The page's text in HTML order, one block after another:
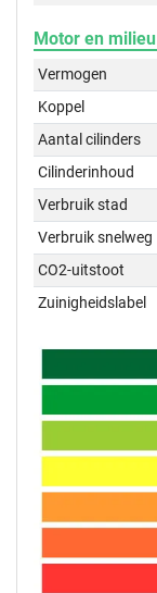
Motor en milieu
Vermogen
Koppel
Aantal cilinders
Cilinderinhoud
Verbruik stad
Verbruik snelweg
CO2-uitstoot
Zuinigheidslabel